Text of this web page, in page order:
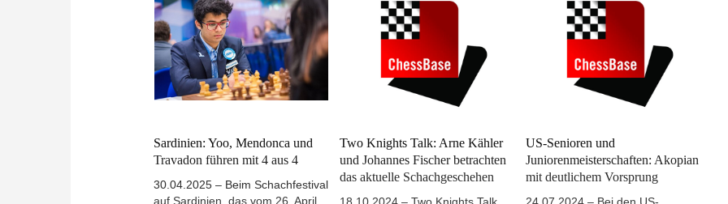
er aus dem St. Louis Chess Club
ausgeschlossen und vom
Amerikanischen Schachverband
für ein Jahr gesperrt. Yoo
entschuldigte sich später
öffentlich und erklärte, er habe
nach der Niederlage die
Anschließend stellte er die
Mentaltrainerin Ebru Ceylan ein.
Karlsruhe nutzte Arne Kähler die
ChessBase India
weshalb ihn der US-
Schachverband für ein Jahr
sperrte. Doch jetzt scheint es für
Yoo wieder aufwärts zu gehen
und beim Open in Sardinien liegt
er 7 Runden mit 6,5 Punkten
alleine an der Spitze. | Foto:
das ChessBase India mit Yoo in
Sardinien geführt hat
Sardinien: Yoo, Mendonca und
Travadon führen mit 4 aus 4
30.04.2025 – Beim Schachfestival
auf Sardinien, das vom 26. April
Two Knights Talk: Arne Kähler
und Johannes Fischer betrachten
das aktuelle Schachgeschehen
US-Senioren und
Juniorenmeisterschaften: Akopian
mit deutlichem Vorsprung